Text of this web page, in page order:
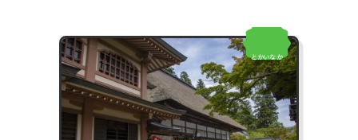
とかいなか